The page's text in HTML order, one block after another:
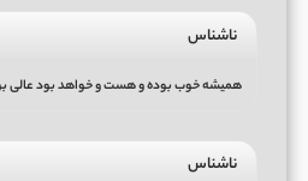
ناشناس
همیشه خوب بوده و هست و خواهد بود عالی
ناشناس